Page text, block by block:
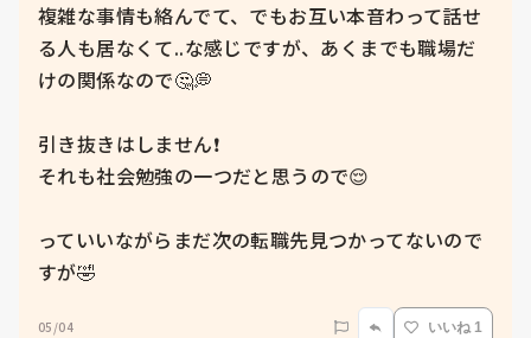
複雑な事情も絡んでて、でもお互い本音わって話せ
る人も居なくて..な感じですが、あくまでも職場だ
けの関係なので🤔💭
引き抜きはしません❗️
それも社会勉強の一つだと思うので😌
っていいながらまだ次の転職先見つかってないので
すが🤣
05/04 いいね 1